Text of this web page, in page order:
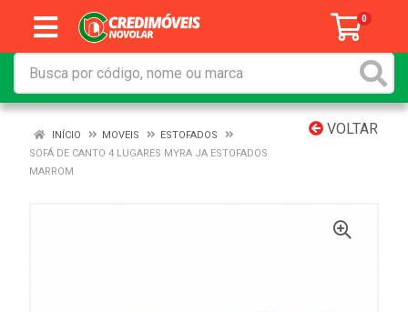
0
VOLTAR
INÍCIO MOVEIS
ESTOFADOS
SOFÁ DE CANTO 4 LUGARES MYRA JA ESTOFADOS
MARROM